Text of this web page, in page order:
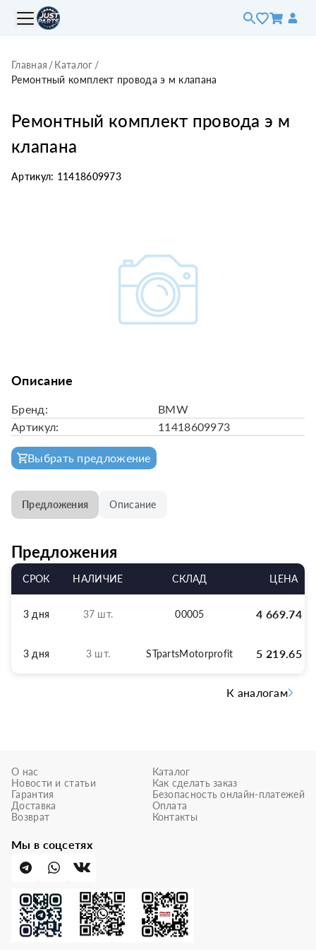
Главная /Каталог /
Ремонтный комплект провода э м клапана
Ремонтный комплект провода э м
клапана
Артикул: 11418609973
Описание
Бренд:
BMW
Артикул:
11418609973
Выбрать предложение
Предложения Описание
Предложения
СРОК НАЛИЧИЕ СКЛАД ЦЕНА
3 дня 37 шт. 00005 4 669.74р
3 дня 3 шт. STpartsMotorprofit 5 219.65р
К аналогам
О нас
Новости и статьи
Гарантия
Доставка
Возврат
Каталог
Как сделать заказ
Безопасность онлайн-платежей
Оплата
Контакты
Мы в соцсетях